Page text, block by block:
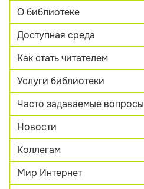
О библиотеке
Доступная среда
Как стать читателем
Услуги библиотеки
Часто задаваемые вопросы
Новости
Коллегам
Мир Интернет